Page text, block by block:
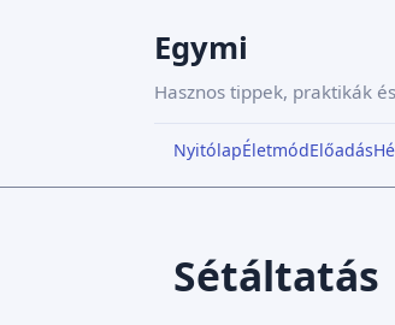
Egymi
Hasznos tippek, praktikák
NyitólapÉletmódElőadás
Sétáltatás